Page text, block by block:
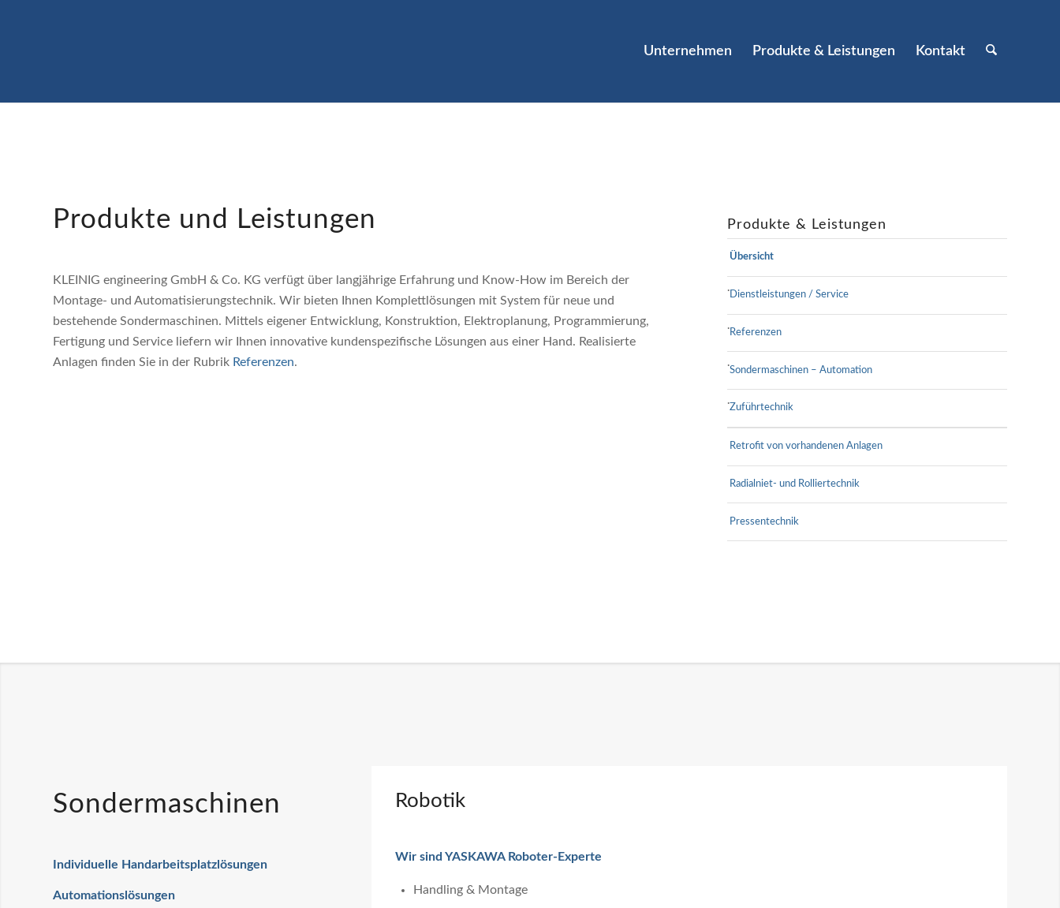
Unternehmen Produkte & Leistungen Kontakt
Produkte und Leistungen
KLEINIG engineering GmbH & Co. KG verfügt über langjährige Erfahrung und Know-How im Bereich der
Montage- und Automatisierungstechnik. Wir bieten Ihnen Komplettlösungen mit System für neue und
bestehende Sondermaschinen. Mittels eigener Entwicklung, Konstruktion, Elektroplanung, Programmierung,
Fertigung und Service liefern wir Ihnen innovative kundenspezifische Lösungen aus einer Hand. Realisierte
Anlagen finden Sie in der Rubrik Referenzen.
Produkte & Leistungen
Übersicht
Dienstleistungen / Service
Referenzen
Sondermaschinen – Automation
Zuführtechnik
Retrofit von vorhandenen Anlagen
Radialniet- und Rolliertechnik
Pressentechnik
Sondermaschinen
Individuelle Handarbeitsplatzlösungen
Automationslösungen
Robotik
Wir sind YASKAWA Roboter-Experte
Handling & Montage